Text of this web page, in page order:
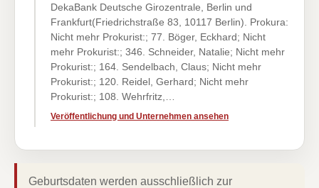
DekaBank Deutsche Girozentrale, Berlin und
Frankfurt(Friedrichstraße 83, 10117 Berlin). Prokura:
Nicht mehr Prokurist:; 77. Böger, Eckhard; Nicht
mehr Prokurist:; 346. Schneider, Natalie; Nicht mehr
Prokurist:; 164. Sendelbach, Claus; Nicht mehr
Prokurist:; 120. Reidel, Gerhard; Nicht mehr
Prokurist:; 108. Wehrfritz,…
Veröffentlichung und Unternehmen ansehen
Geburtsdaten werden ausschließlich zur